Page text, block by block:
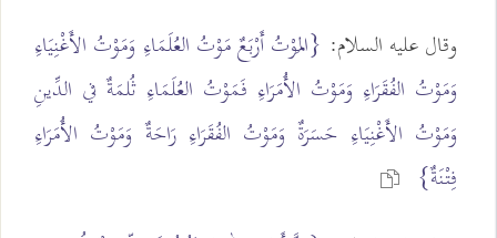
وقال عليه السلام: {المَوْتُ أَرْبَعٌ مَوْتُ العُلَمَاءِ وَمَوْتُ الأَغْنِيَاءِ
وَمَوْتُ الفُقَرَاءِ وَمَوْتُ الأُمَرَاءِ فَمَوْتُ العُلَمَاءِ ثُلمَةٌ في الدِّينِ
وَمَوْتُ الأَغْنِيَاءِ حَسَرَةٌ وَمَوْتُ الفُقَرَاءِ رَاحَةٌ وَمَوْتُ الأُمَرَاءِ
فِتْنَةٌ}